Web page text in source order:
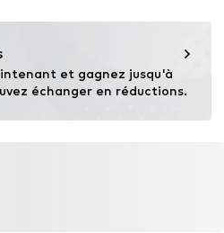
échanger en réductions.